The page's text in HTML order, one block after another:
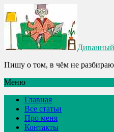
Диванный
Пишу о том, в чём не
Меню
Главная
Все статьи
Про меня
Контакты